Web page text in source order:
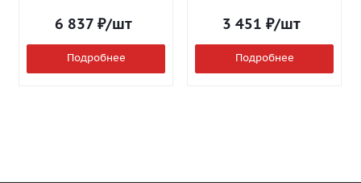
6 837₽/шт
Подробнее
3 451 ₽/шт
Подробнее